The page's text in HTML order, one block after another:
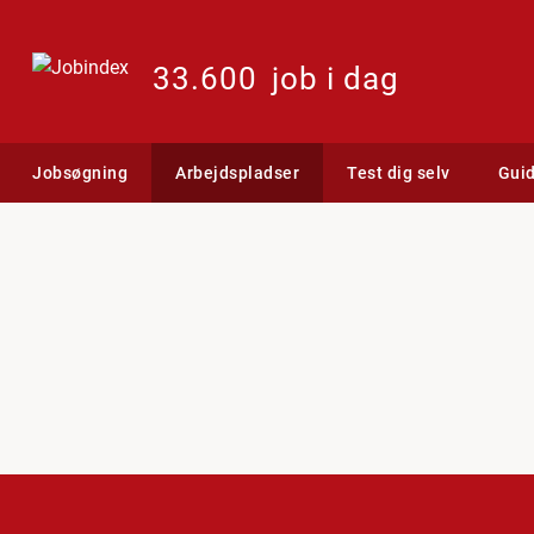
33.600 job i dag
Jobsøgning Arbejdspladser Test dig selv